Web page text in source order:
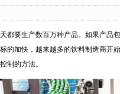
要生产数百万种产品。如果产品
的加快，越来越多的饮料制造商开
制的方法。